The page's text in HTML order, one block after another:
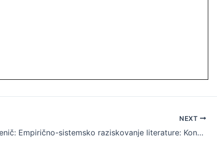
NEXT
Urška Perenič: Empirično-sistemsko raziskovanje literature: Konceptualne podlage, teoretski modeli in uporabni primeri